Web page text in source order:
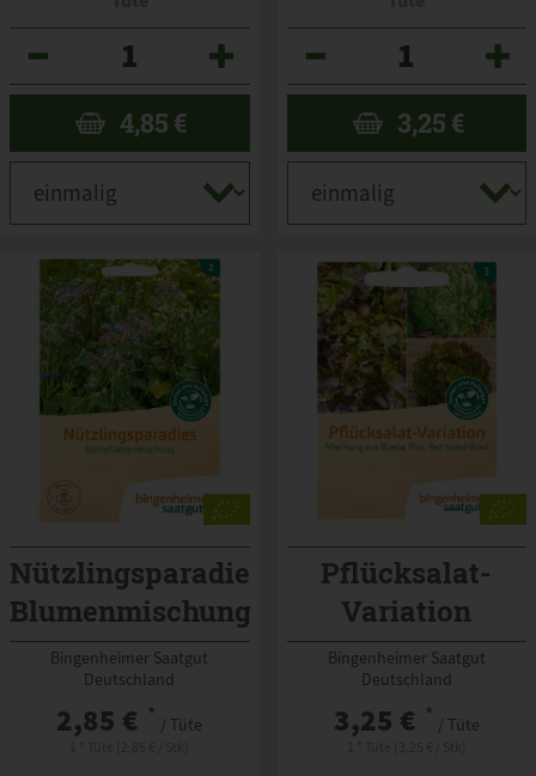
4,85 € 3,25 €
Nützlingsparadies
Blumenmischung
Bingenheimer Saatgut
Deutschland
2,85 € * / Tüte
Pflücksalat-
Variation
Saatgut
Bingenheimer Saatgut
Deutschland
3,25 € * / Tüte